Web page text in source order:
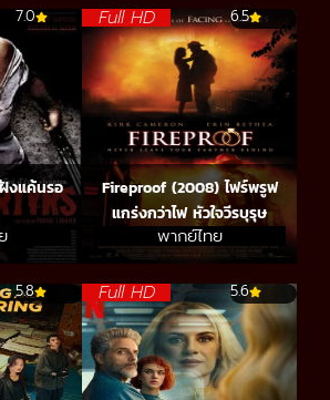
7.0
งแค้นรอ
Full HD 6.5
Fireproof (2008) ไฟร์พรูฟ
แกร่งกว่าไฟ หัวใจวีรบุรุษ
พากย์ไทย
5.8 Full HD 5.6